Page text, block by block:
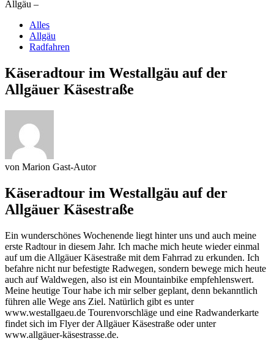
Allgäu –
Alles
Allgäu
Radfahren
Käseradtour im Westallgäu auf der
Allgäuer Käsestraße
von Marion Gast-Autor
Käseradtour im Westallgäu auf der
Allgäuer Käsestraße
Ein wunderschönes Wochenende liegt hinter uns und auch meine
erste Radtour in diesem Jahr. Ich mache mich heute wieder einmal
auf um die Allgäuer Käsestraße mit dem Fahrrad zu erkunden. Ich
befahre nicht nur befestigte Radwegen, sondern bewege mich heute
auch auf Waldwegen, also ist ein Mountainbike empfehlenswert.
Meine heutige Tour habe ich mir selber geplant, denn bekanntlich
führen alle Wege ans Ziel. Natürlich gibt es unter
www.westallgaeu.de Tourenvorschläge und eine Radwanderkarte
findet sich im Flyer der Allgäuer Käsestraße oder unter
www.allgäuer-käsestrasse.de.